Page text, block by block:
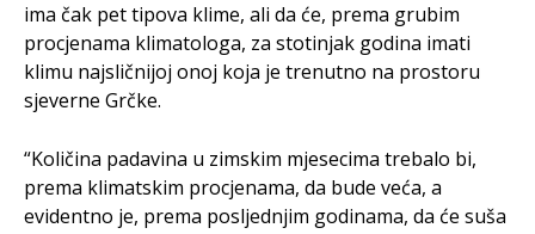
ima čak pet tipova klime, ali da će, prema grubim
procjenama klimatologa, za stotinjak godina imati
klimu najsličnijoj onoj koja je trenutno na prostoru
sjeverne Grčke.
“Količina padavina u zimskim mjesecima trebalo bi,
prema klimatskim procjenama, da bude veća, a
evidentno je, prema posljednjim godinama, da će suša